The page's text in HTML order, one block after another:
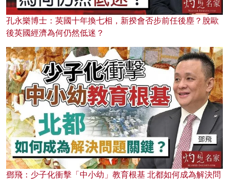
孔永樂博士：英國十年換七相，新揆會否步前任後塵？脫歐
後英國經濟為何仍然低迷？
鄧飛：少子化衝擊「中小幼」教育根基 北都如何成為解決問